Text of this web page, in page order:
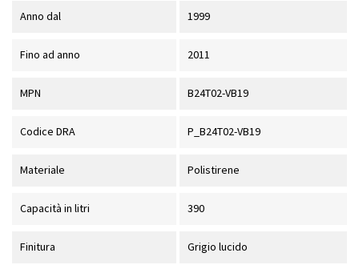
Anno dal 1999
Fino ad anno 2011
MPN B24T02-VB19
Codice DRA P_B24T02-VB19
Materiale Polistirene
Capacità in litri 390
Finitura Grigio lucido